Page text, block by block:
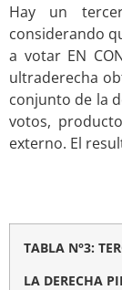
Hay un
considerando
a votar EN
ultraderecha
conjunto de la
votos,
externo. El
TABLA N°3:
LA DERECHA